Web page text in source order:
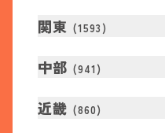
関東 (1593 )
中部 (941 )
近畿 (860)